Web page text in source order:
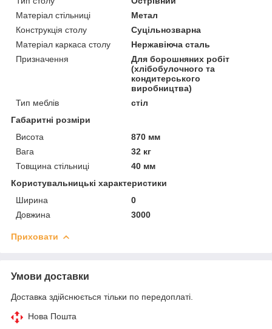
Матеріал стільниці
Метал
Конструкція столу
Суцільнозварна
Матеріал каркаса столу
Нержавіюча сталь
Призначення
Для борошняних робіт
(хлібобулочного та
кондитерського
виробництва)
Тип меблів
стіл
Габаритні розміри
Висота
870 мм
Вага
32 кг
Товщина стільниці
40 мм
Користувальницькі характеристики
Ширина
0
Довжина
3000
Приховати
Умови доставки
Доставка здійснюється тільки по передоплаті.
Нова Пошта